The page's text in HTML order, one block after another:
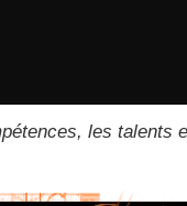
les talents